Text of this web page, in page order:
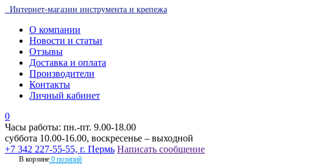
Интернет-магазин инструмента и крепежа
О компании
Новости и статьи
Отзывы
Доставка и оплата
Производители
Контакты
Личный кабинет
0
Часы работы: пн.-пт. 9.00-18.00
суббота 10.00-16.00, воскресенье – выходной
+7 342 227-55-55, г. Пермь Написать сообщение
В корзине 0 позиций